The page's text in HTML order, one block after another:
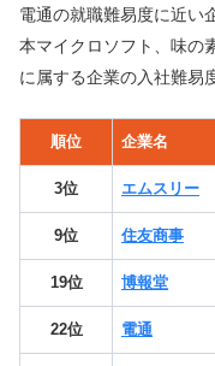
電通の就職難易度に近い
本マイクロソフト、味の
に属する企業の入社難易
順位 企業名
3位 エムスリー
9位 住友商事
19位 博報堂
22位 電通